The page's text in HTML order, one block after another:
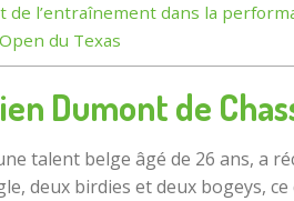
de l’entraînement dans la
du Texas
Dumont de
talent belge âgé de 26 ans, a
deux birdies et deux bogeys,